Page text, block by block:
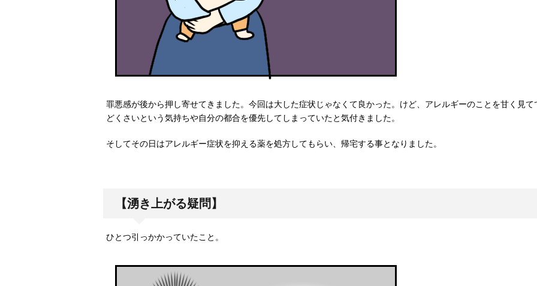
罪悪感が後から押し寄せてきました。今回は大した症状じゃなくて良かった。けど、アレルギーのことを甘く見
どくさいという気持ちや自分の都合を優先してしまっていたと気付きました。
そしてその日はアレルギー症状を抑える薬を処方してもらい、帰宅する事となりました。
【湧き上がる疑問】
ひとつ引っかかっていたこと。